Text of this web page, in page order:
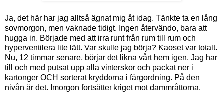
Ja, det här har jag alltså ägnat mig åt idag. Tänkte ta en lång
sovmorgon, men vaknade tidigt. Ingen återvändo, bara att
hugga in. Började med att irra runt från rum till rum och
hyperventilera lite lätt. Var skulle jag börja? Kaoset var totalt.
Nu, 12 timmar senare, börjar det likna vårt hem igen. Jag har
till och med putsat upp alla vinterskor och packat ner i
kartonger OCH sorterat kryddorna i färgordning. På den
nivån är det. Imorgon fortsätter kriget mot dammråttorna.